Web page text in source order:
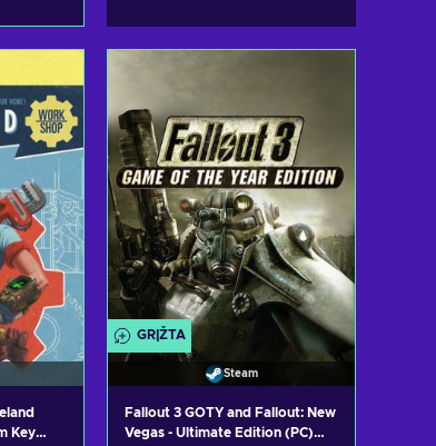
Key
GRĮŽTA
Steam
Fallout 3 GOTY and Fallout: New
Vegas - Ultimate Edition (PC)